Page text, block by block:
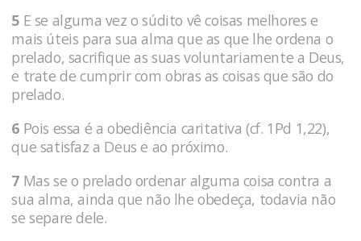
5 E se alguma vez o súdito vê coisas melhores e
mais úteis para sua alma que as que lhe ordena o
pre­lado, sacrifique as suas volunta­riamente a Deus,
e trate de cumprir com o­bras as coi­sas que são do
prelado.
6 Pois essa é a obediência caritativa (cf. 1Pd 1,22),
que sa­tisfaz a Deus e ao próximo.
7 Mas se o prelado ordenar alguma coisa contra a
sua alma, ainda que não lhe obedeça, todavia não
se separe dele.